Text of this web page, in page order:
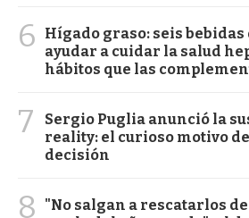
6
Hígado graso: seis bebidas
ayudar a cuidar la salud
hábitos que las
7
Sergio Puglia anunció la
reality: el curioso motivo
decisión
8
"No salgan a rescatarlos